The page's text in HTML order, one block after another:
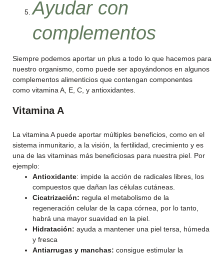
Ayudar con
complementos
Siempre podemos aportar un plus a todo lo que hacemos para
nuestro organismo, como puede ser apoyándonos en algunos
complementos alimenticios que contengan componentes
como vitamina A, E, C, y antioxidantes.
Vitamina A
La vitamina A puede aportar múltiples beneficios, como en el
sistema inmunitario, a la visión, la fertilidad, crecimiento y es
una de las vitaminas más beneficiosas para nuestra piel. Por
ejemplo:
Antioxidante: impide la acción de radicales libres, los
compuestos que dañan las células cutáneas.
Cicatrización: regula el metabolismo de la
regeneración celular de la capa córnea, por lo tanto,
habrá una mayor suavidad en la piel.
Hidratación: ayuda a mantener una piel tersa, húmeda
y fresca
Antiarrugas y manchas: consigue estimular la